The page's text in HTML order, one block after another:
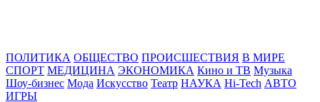
ПОЛИТИКА ОБЩЕСТВО ПРОИСШЕСТВИЯ В МИРЕ
СПОРТ МЕДИЦИНА ЭКОНОМИКА Кино и ТВ Музыка
Шоу-бизнес Мода Искусство Театр НАУКА Hi-Tech АВТО
ИГРЫ